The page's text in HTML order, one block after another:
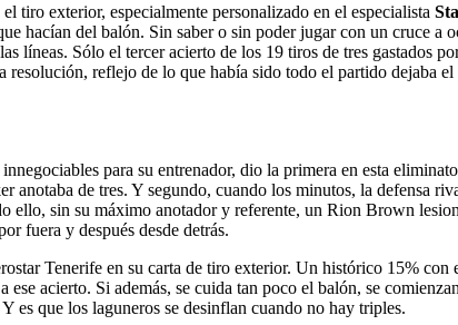
tiro exterior, especialmente personalizado en el especialista
hacían del balón. Sin saber o sin poder jugar con un cruce a
líneas. Sólo el tercer acierto de los 19 tiros de tres gastados
reflejo de lo que había sido todo el partido dejaba
innegociables para su entrenador, dio la primera en esta
anotaba de tres. Y segundo, cuando los minutos, la defensa
ello, sin su máximo anotador y referente, un Rion Brown
fuera y después desde detrás.
Tenerife en su carta de tiro exterior. Un histórico 15%
acierto. Si además, se cuida tan poco el balón, se
es que los laguneros se desinflan cuando no hay triples.